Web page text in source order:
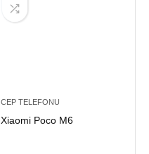
CEP TELEFONU
Xiaomi Poco M6